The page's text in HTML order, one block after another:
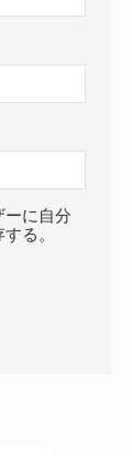
ーに自分
る。